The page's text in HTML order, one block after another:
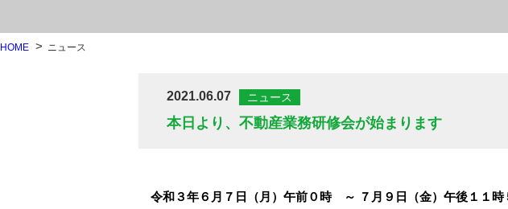
HOME ニュース
2021.06.07 ニュース
本日より、不動産業務研修会が始まります
令和３年６月７日（月）午前０時 ～ ７月９日（金）午後１１時